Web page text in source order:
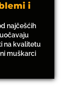
i
najčešćih
na kvalitetu
muškarci